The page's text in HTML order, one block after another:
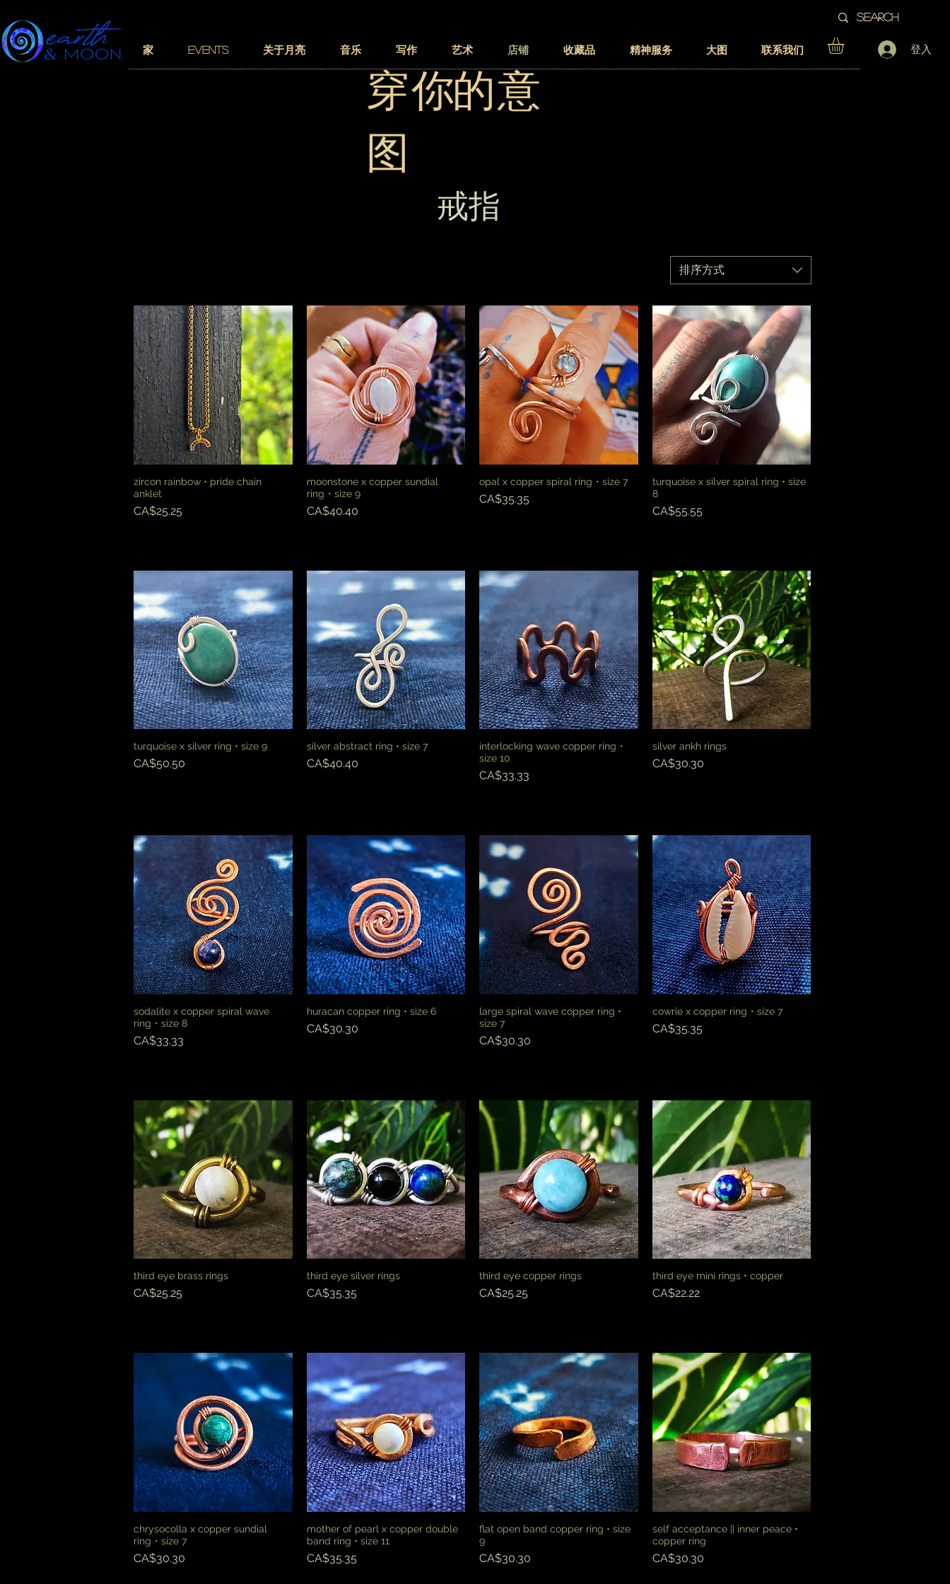
家 EVENTS 关于月亮 音乐 写作 艺术 店铺 收藏品 精神服务 大图 联系我们 登入
穿 你的 意
图
戒指
排序方式
快速瀏覽
zircon rainbow • pride chain
anklet
價格
CA$25.25
快速瀏覽
moonstone x copper sundial
ring・size 9
價格
CA$40.40
快速瀏覽
opal x copper spiral ring・size 7
價格
CA$35.35
快速瀏覽
turquoise x silver spiral ring • size
8
價格
CA$55.55
快速瀏覽
turquoise x silver ring • size 9
價格
CA$50.50
快速瀏覽
silver abstract ring • size 7
價格
CA$40.40
快速瀏覽
interlocking wave copper ring・
size 10
價格
CA$33.33
快速瀏覽
silver ankh rings
價格
CA$30.30
快速瀏覽
sodalite x copper spiral wave
ring・size 8
價格
CA$33.33
快速瀏覽
huracan copper ring • size 6
價格
CA$30.30
快速瀏覽
large spiral wave copper ring •
size 7
價格
CA$30.30
快速瀏覽
cowrie x copper ring・size 7
價格
CA$35.35
快速瀏覽
third eye brass rings
價格
CA$25.25
快速瀏覽
third eye silver rings
價格
CA$35.35
快速瀏覽
third eye copper rings
價格
CA$25.25
快速瀏覽
third eye mini rings • copper
價格
CA$22.22
快速瀏覽
chrysocolla x copper sundial
ring・size 7
價格
CA$30.30
快速瀏覽
mother of pearl x copper double
band ring • size 11
價格
CA$35.35
快速瀏覽
flat open band copper ring • size
9
價格
CA$30.30
快速瀏覽
self acceptance || inner peace •
copper ring
價格
CA$30.30